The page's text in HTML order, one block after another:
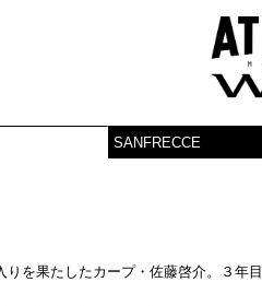
SANFRECCE
りを果たしたカープ・佐藤啓介。３年